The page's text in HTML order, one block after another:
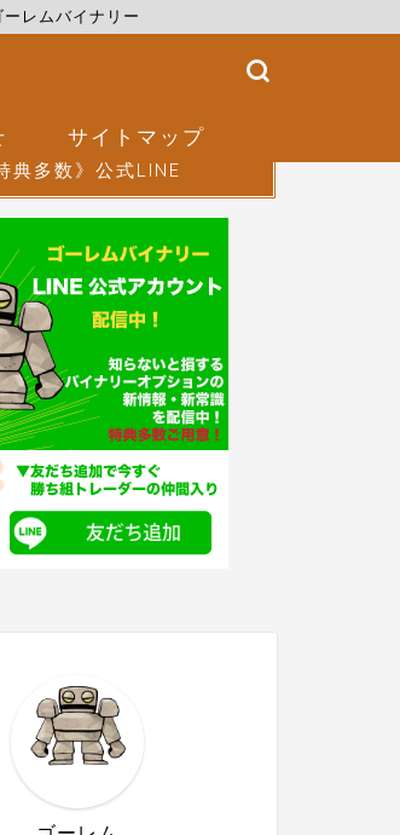
レムバイナリー
サイトマップ
典多数》公式LINE